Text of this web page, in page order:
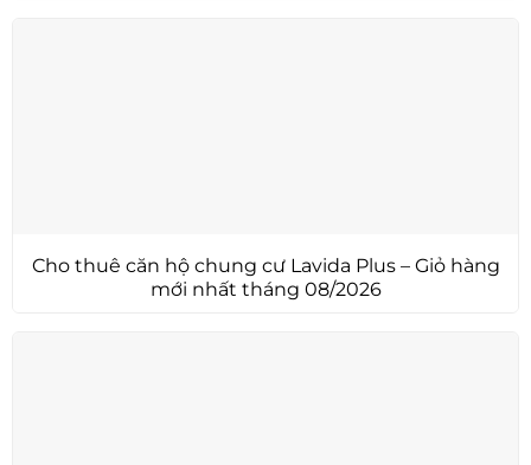
Cho thuê căn hộ chung cư Lavida Plus – Giỏ hàng
mới nhất tháng 08/2026